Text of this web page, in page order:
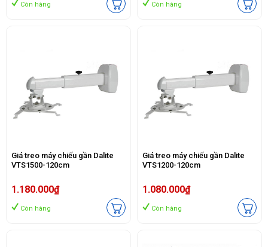
Còn hàng Còn hàng
Giá treo máy chiếu gần Dalite
VTS1500-120cm
1.180.000₫
Còn hàng
Giá treo máy chiếu gần Dalite
VTS1200-120cm
1.080.000₫
Còn hàng